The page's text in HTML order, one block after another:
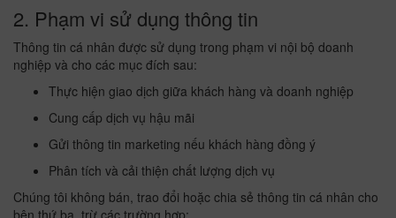
2. Phạm vi sử dụng thông tin
Thông tin cá nhân được sử dụng trong phạm vi nội bộ doanh
nghiệp và cho các mục đích sau:
Thực hiện giao dịch giữa khách hàng và doanh nghiệp
Cung cấp dịch vụ hậu mãi
Gửi thông tin marketing nếu khách hàng đồng ý
Phân tích và cải thiện chất lượng dịch vụ
Chúng tôi không bán, trao đổi hoặc chia sẻ thông tin cá nhân cho